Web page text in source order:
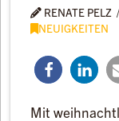
RENATE PELZ
NEUIGKEITEN
Mit